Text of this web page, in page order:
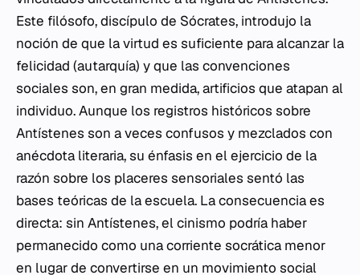
Este filósofo, discípulo de Sócrates, introdujo la
noción de que la virtud es suficiente para alcanzar la
felicidad (autarquía) y que las convenciones
sociales son, en gran medida, artificios que atapan al
individuo. Aunque los registros históricos sobre
Antístenes son a veces confusos y mezclados con
anécdota literaria, su énfasis en el ejercicio de la
razón sobre los placeres sensoriales sentó las
bases teóricas de la escuela. La consecuencia es
directa: sin Antístenes, el cinismo podría haber
permanecido como una corriente socrática menor
en lugar de convertirse en un movimiento social